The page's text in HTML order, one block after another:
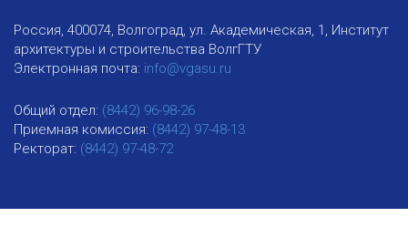
Россия, 400074, Волгоград, ул. Академическая, 1, Институт
архитектуры и строительства ВолгГТУ
Электронная почта: info@vgasu.ru
Общий отдел: (8442) 96-98-26
Приемная комиссия: (8442) 97-48-13
Ректорат: (8442) 97-48-72